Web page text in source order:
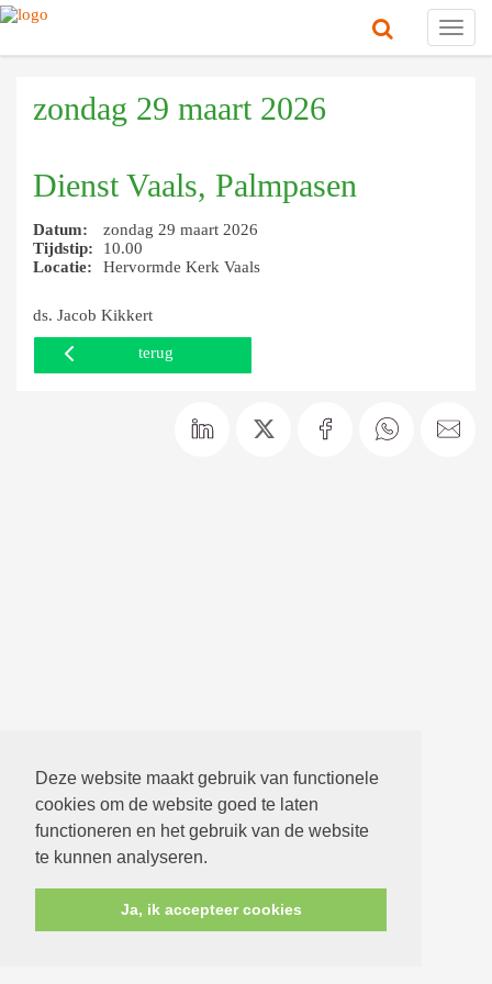
Deze website maakt gebruik van functionele
cookies om de website goed te laten
functioneren en het gebruik van de website
te kunnen analyseren.
Ja, ik accepteer cookies
zondag 29 maart 2026
Dienst Vaals, Palmpasen
Datum:
zondag 29 maart 2026
Tijdstip:
10.00
Locatie:
Hervormde Kerk Vaals
ds. Jacob Kikkert
terug